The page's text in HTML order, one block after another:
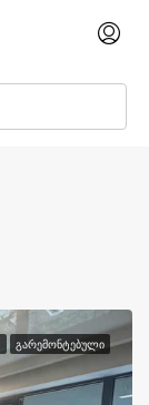
ᲒᲐᲠᲔᲛᲝᲜᲢᲔᲑᲣᲚᲘ